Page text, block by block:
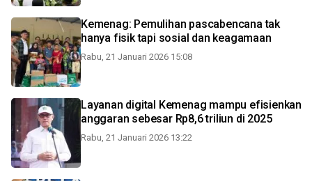
Kemenag: Pemulihan pascabencana tak
hanya fisik tapi sosial dan keagamaan
Rabu, 21 Januari 2026 15:08
Layanan digital Kemenag mampu efisienkan
anggaran sebesar Rp8,6 triliun di 2025
Rabu, 21 Januari 2026 13:22